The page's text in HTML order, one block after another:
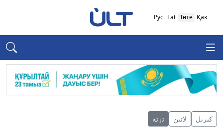
Қаз
Төте
Lat
Рус
كىرىل لاتىن تٶتە